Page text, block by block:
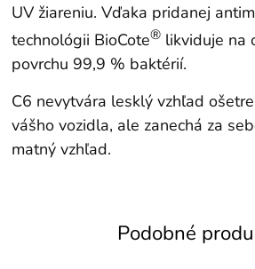
UV žiareniu. Vďaka pridanej
technológii BioCote® likviduje na
povrchu 99,9 % baktérií.
C6 nevytvára lesklý vzhľad
vášho vozidla, ale zanechá za
matný vzhľad.
Podobné